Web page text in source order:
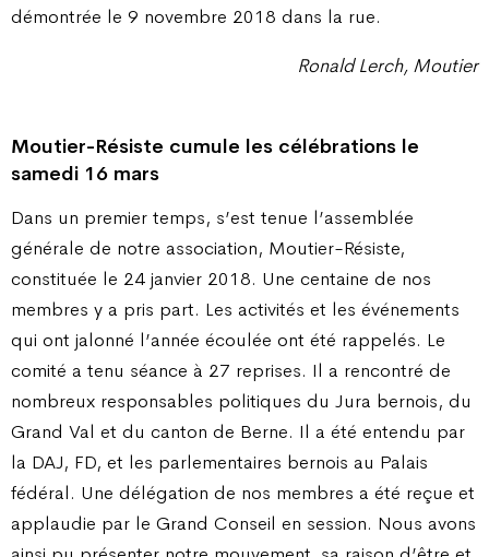
démontrée le 9 novembre 2018 dans la rue.
Ronald Lerch, Moutier
Moutier-Résiste cumule les célébrations le
samedi 16 mars
Dans un premier temps, s’est tenue l’assemblée
générale de notre association, Moutier-Résiste,
constituée le 24 janvier 2018. Une centaine de nos
membres y a pris part. Les activités et les événements
qui ont jalonné l’année écoulée ont été rappelés. Le
comité a tenu séance à 27 reprises. Il a rencontré de
nombreux responsables politiques du Jura bernois, du
Grand Val et du canton de Berne. Il a été entendu par
la DAJ, FD, et les parlementaires bernois au Palais
fédéral. Une délégation de nos membres a été reçue et
applaudie par le Grand Conseil en session. Nous avons